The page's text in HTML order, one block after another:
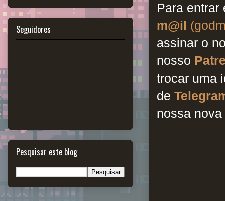
Para
m@il
assinar o
nosso
trocar uma
de
nossa
Seguidores
Pesquisar este blog